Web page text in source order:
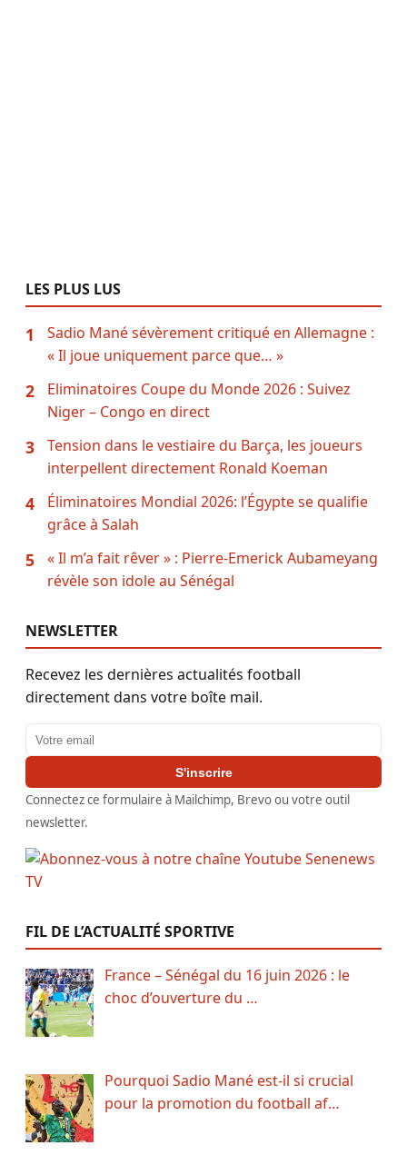
LES PLUS LUS
1
Sadio Mané sévèrement critiqué en Allemagne :
« Il joue uniquement parce que… »
2
Eliminatoires Coupe du Monde 2026 : Suivez
Niger – Congo en direct
3
Tension dans le vestiaire du Barça, les joueurs
interpellent directement Ronald Koeman
4
Éliminatoires Mondial 2026: l’Égypte se qualifie
grâce à Salah
5
« Il m’a fait rêver » : Pierre-Emerick Aubameyang
révèle son idole au Sénégal
NEWSLETTER
Recevez les dernières actualités football
directement dans votre boîte mail.
Adresse email
S'inscrire
Connectez ce formulaire à Mailchimp, Brevo ou votre outil
newsletter.
FIL DE L’ACTUALITÉ SPORTIVE
France – Sénégal du 16 juin 2026 : le
choc d’ouverture du …
Pourquoi Sadio Mané est-il si crucial
pour la promotion du football af…